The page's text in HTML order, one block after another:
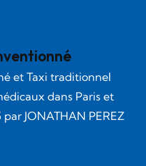
et Taxi traditionnel
dans Paris et
par JONATHAN PEREZ